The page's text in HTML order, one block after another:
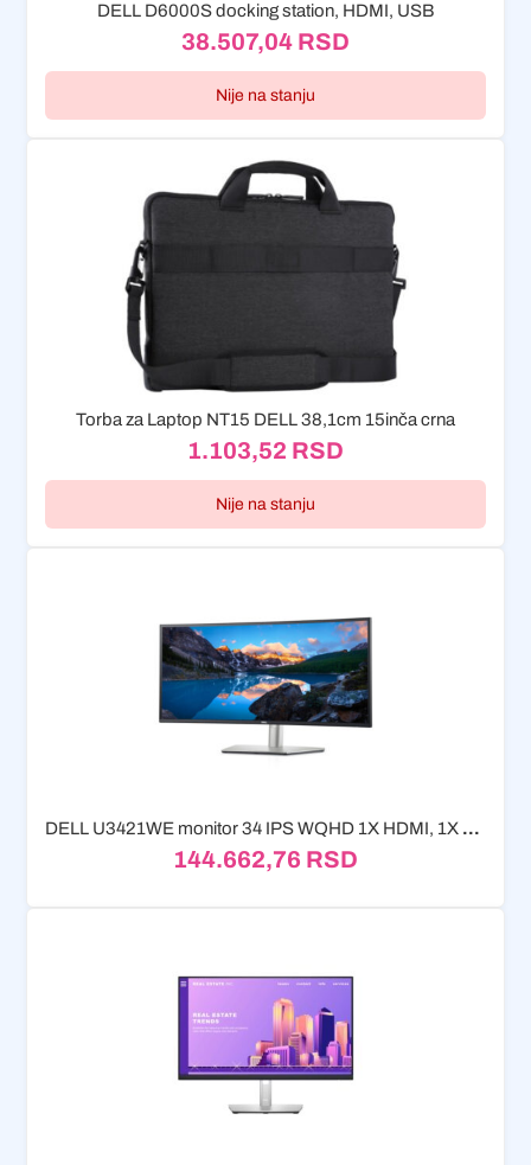
DELL D6000S docking station, HDMI, USB
38.507,04 RSD
Nije na stanju
Torba za Laptop NT15 DELL 38,1cm 15inča crna
1.103,52 RSD
Nije na stanju
DELL U3421WE monitor 34 IPS WQHD 1X HDMI, 1X DP,...
144.662,76 RSD